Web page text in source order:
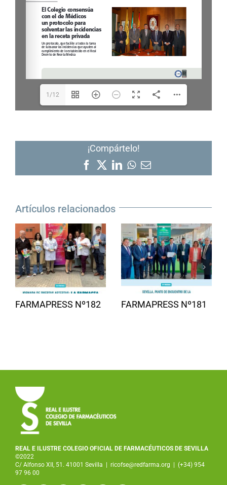
1/12
¡Compártelo!
Facebook
X LinkedIn
WhatsApp
Correo
electrónico
Artículos relacionados
FARMAPRESS Nº182 FARMAPRESS Nº181
REAL E ILUSTRE COLEGIO OFICIAL DE FARMACÉUTICOS DE SEVILLA
©2022
C/ Alfonso XII, 51. 41001 Sevilla
ricofse@redfarma.org
(+34) 954
97 96 00